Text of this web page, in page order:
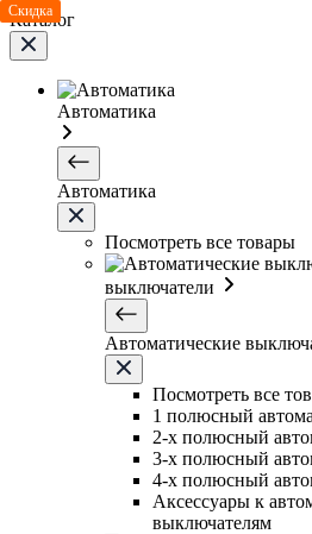
Каталог
Автоматика
Автоматика
Посмотреть все товары
выключатели
Автоматические
Посмотреть все
1 полюсный
2-х полюсный
3-х полюсный
4-х полюсный
Аксессуары к
выключателям
Скидка